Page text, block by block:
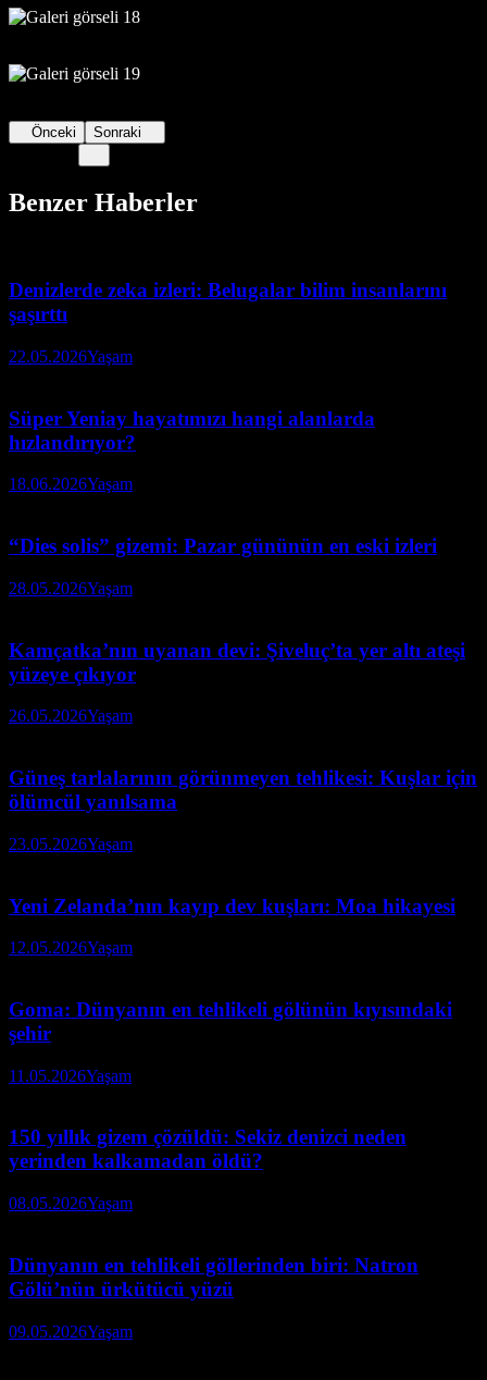
Önceki Sonraki
Benzer Haberler
Denizlerde zeka izleri: Belugalar bilim insanlarını
şaşırttı
22.05.2026Yaşam
Süper Yeniay hayatımızı hangi alanlarda
hızlandırıyor?
18.06.2026Yaşam
“Dies solis” gizemi: Pazar gününün en eski izleri
28.05.2026Yaşam
Kamçatka’nın uyanan devi: Şiveluç’ta yer altı ateşi
yüzeye çıkıyor
26.05.2026Yaşam
Güneş tarlalarının görünmeyen tehlikesi: Kuşlar için
ölümcül yanılsama
23.05.2026Yaşam
Yeni Zelanda’nın kayıp dev kuşları: Moa hikayesi
12.05.2026Yaşam
Goma: Dünyanın en tehlikeli gölünün kıyısındaki
şehir
11.05.2026Yaşam
150 yıllık gizem çözüldü: Sekiz denizci neden
yerinden kalkamadan öldü?
08.05.2026Yaşam
Dünyanın en tehlikeli göllerinden biri: Natron
Gölü’nün ürkütücü yüzü
09.05.2026Yaşam